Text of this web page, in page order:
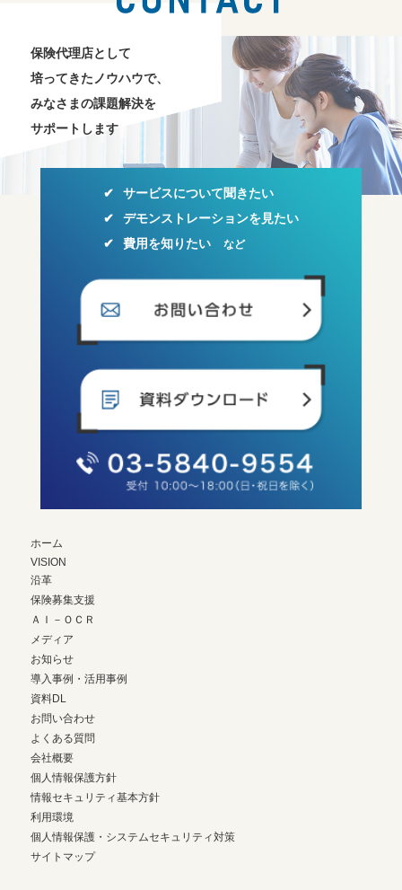
保険代理店として
培ってきたノウハウで、
みなさまの課題解決を
サポートします
サービスについて聞きたい
デモンストレーションを見たい
費用を知りたい など
ホーム
VISION
沿革
保険募集支援
ＡＩ－ＯＣＲ
メディア
お知らせ
導入事例・活用事例
資料DL
お問い合わせ
よくある質問
会社概要
個人情報保護方針
情報セキュリティ基本方針
利用環境
個人情報保護・システムセキュリティ対策
サイトマップ